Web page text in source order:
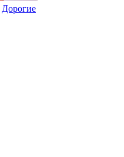
Дорогие